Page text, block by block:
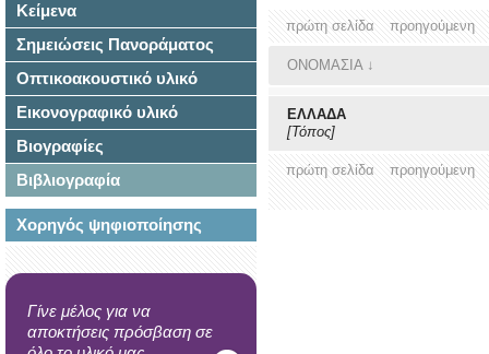
Κείμενα
Σημειώσεις Πανοράματος
Οπτικοακουστικό υλικό
Εικονογραφικό υλικό
Βιογραφίες
Βιβλιογραφία
Χορηγός ψηφιοποίησης
Γίνε μέλος για να
αποκτήσεις πρόσβαση σε
πρώτη σελίδα προηγούμενη
ΟΝΟΜΑΣΙΑ↓
ΕΛΛΑΔΑ
[Τόπος]
πρώτη σελίδα προηγούμενη